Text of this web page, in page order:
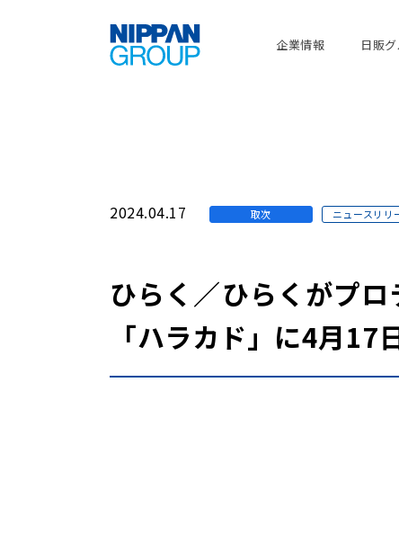
企業情報 日販
2024.04.17 取次 ニュースリリ
ひらく／ひらくがプ
「ハラカド」に4月